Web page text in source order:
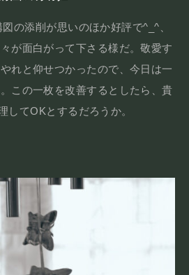
の添削が思いのほか好評で^_^、
が面白がって下さる様だ。敬愛す
れと仰せつかったので、今日は一
この一枚を改善するとしたら、貴
してOKとするだろうか。